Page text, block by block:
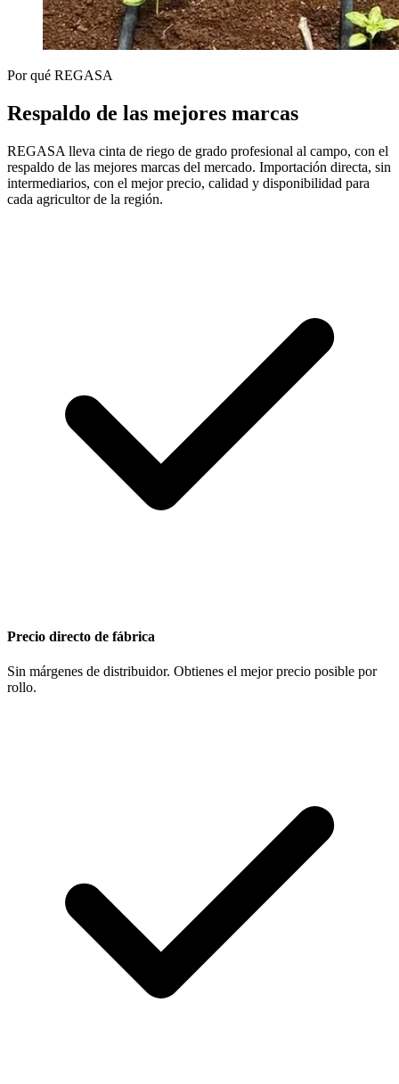
Por qué REGASA
Respaldo de las mejores marcas
REGASA lleva cinta de riego de grado profesional al campo, con el
respaldo de las mejores marcas del mercado. Importación directa, sin
intermediarios, con el mejor precio, calidad y disponibilidad para
cada agricultor de la región.
Precio directo de fábrica
Sin márgenes de distribuidor. Obtienes el mejor precio posible por
rollo.